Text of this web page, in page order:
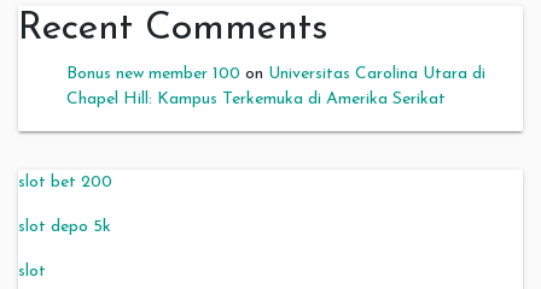
Recent Comments
Bonus new member 100 on Universitas Carolina Utara di
Chapel Hill: Kampus Terkemuka di Amerika Serikat
slot bet 200
slot depo 5k
slot